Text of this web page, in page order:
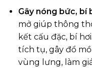
Gây nóng bức, bí
mở giúp thông
kết cấu đặc, bí
tích tụ, gây đổ
vùng lưng, làm